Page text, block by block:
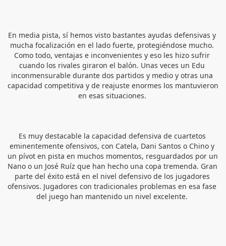
En media pista, sí hemos visto bastantes ayudas defensivas y
mucha focalización en el lado fuerte, protegiéndose mucho.
Como todo, ventajas e inconvenientes y eso les hizo sufrir
cuando los rivales giraron el balón. Unas veces un Edu
inconmensurable durante dos partidos y medio y otras una
capacidad competitiva y de reajuste enormes los mantuvieron
en esas situaciones.
Es muy destacable la capacidad defensiva de cuartetos
eminentemente ofensivos, con Catela, Dani Santos o Chino y
un pívot en pista en muchos momentos, resguardados por un
Nano o un José Ruíz que han hecho una copa tremenda. Gran
parte del éxito está en el nivel defensivo de los jugadores
ofensivos. Jugadores con tradicionales problemas en esa fase
del juego han mantenido un nivel excelente.